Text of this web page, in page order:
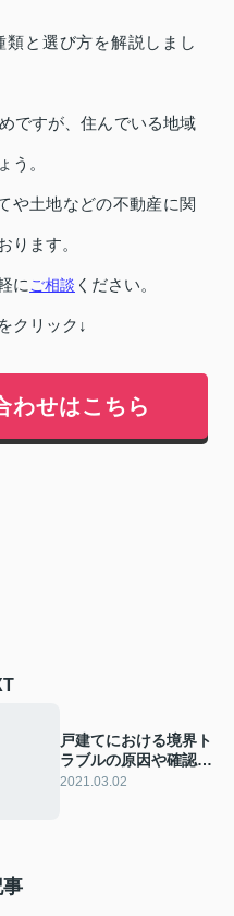
と選び方を解説しまし
ですが、住んでいる地域
う。
や土地などの不動産に関
ります。
に ご相談 ください。
クリック↓
わせはこちら
戸建てにおける境界ト
ラブルの原因や確認事
項とは？
2021.03.02